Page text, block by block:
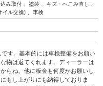
み取付 、塗装 、キズ・へこみ直し 、
イル交換) 、車検
す。基本的には車検整備をお願い
物は返てくれます。ディーラーは
らね。他に板金も何度かお願いし
もし上がりにも納得しておりま